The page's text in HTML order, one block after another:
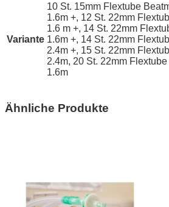
Variante
10 St. 15mm Flextube
1.6m +, 12 St. 22mm
1.6 m +, 14 St. 22mm
1.6m +, 14 St. 22mm
2.4m +, 15 St. 22mm
2.4m, 20 St. 22mm
1.6m
Ähnliche Produkte